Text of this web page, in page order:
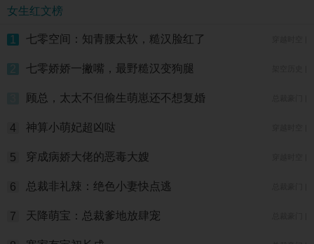
女生红文榜
1 七零空间：知青腰太软，糙汉脸红了
2 七零娇娇一撇嘴，最野糙汉变狗腿
顾总，太太不但偷生萌崽还不想复婚
4 神算小萌妃超凶哒
5 穿成病娇大佬的恶毒大嫂
6 总裁非礼辣：绝色小妻快点逃
7 天降萌宝：总裁爹地放肆宠